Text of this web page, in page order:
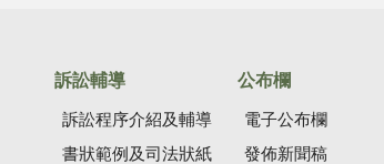
訴訟輔導
訴訟程序介紹及輔導
書狀範例及司法狀紙
公布欄
電子公布欄
發佈新聞稿